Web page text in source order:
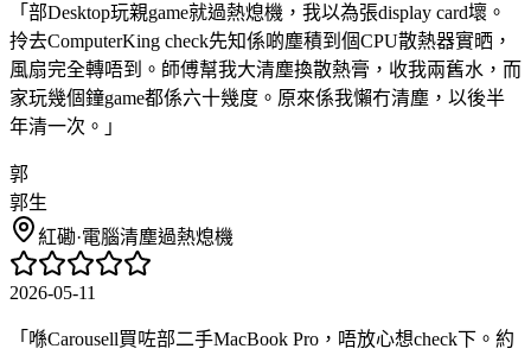
「 部Desktop玩親game就過熱熄機，我以為張display card壞。
拎去ComputerKing check先知係啲塵積到個CPU散熱器實晒，
風扇完全轉唔到。師傅幫我大清塵換散熱膏，收我兩舊水，而
家玩幾個鐘game都係六十幾度。原來係我懶冇清塵，以後半
年清一次。 」
郭
郭生
紅磡·電腦清塵過熱熄機
2026-05-11
「 喺Carousell買咗部二手MacBook Pro，唔放心想check下。約